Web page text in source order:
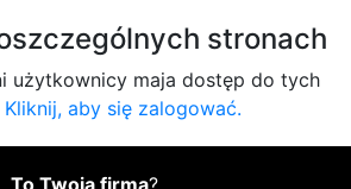
stronach
użytkownicy maja dostęp do tych
Kliknij, aby się zalogować.